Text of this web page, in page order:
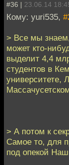
#36 | 23.06.14
Кому: yuri535,
> Все мы
может кто-
выделит 4,4
студентов в
университете,
> А потом к
Самое то, для
под опекой